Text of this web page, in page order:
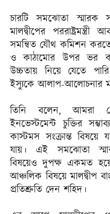
চারটি সমঝোতা
মালদ্বীপের
সমন্বিত যৌথ কমিশন করতে
ও কাঠামোর উপর ভর
উচ্চতায় নিয়ে যেতে
ইস্যুকে আলাপ-আলোচনার
তিনি বলেন, আমরা
ইনভেস্টমেন্ট চুক্তির
কাস্টমস সংক্রান্ত বিষয়ে
যায়। এই সমঝোতা
বিষয়েও দুপক্ষ একমত
আঞ্চলিক বিষয়ে মালদ্বীপ
প্রতিশ্রুতি দেন শহিদ।